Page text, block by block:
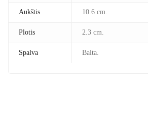
Aukštis 10.6 cm.
Plotis 2.3 cm.
Spalva Balta.